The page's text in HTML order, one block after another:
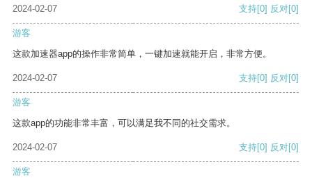
2024-02-07 支持[0] 反对[0]
游客
这款加速器app的操作非常简单，一键加速就能开启，非常方便。
2024-02-07 支持[0] 反对[0]
游客
这款app的功能非常丰富，可以满足我不同的社交需求。
2024-02-07 支持[0] 反对[0]
游客